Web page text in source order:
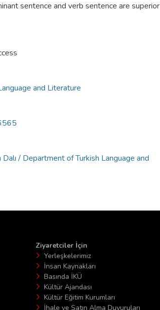
sentence and verb sentence are superior
and Literature
/ Department of Turkish Language and
Ziyaretciler İçin
Yerleşkelerimiz
İnsan Kaynakları
Basında İKÜ
Kültür Ajandası
Kültür Eğitim Kurumları
İhale ve Satın Alma Duyuruları